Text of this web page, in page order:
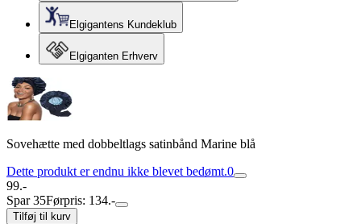
Elgigantens Kundeklub
Elgiganten Erhverv
Sovehætte med dobbeltlags satinbånd Marine blå
Dette produkt er endnu ikke blevet bedømt.0
99.-
Spar 35Førpris: 134.-
Tilføj til kurv